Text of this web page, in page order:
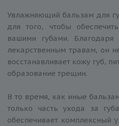
Увлажняющий бальзам для
для того, чтобы
вашими губами.
лекарственным травам, он
восстанавливает кожу губ,
образование трещин.
В то время, как иные
только часть ухода за
обеспечивает комплексный